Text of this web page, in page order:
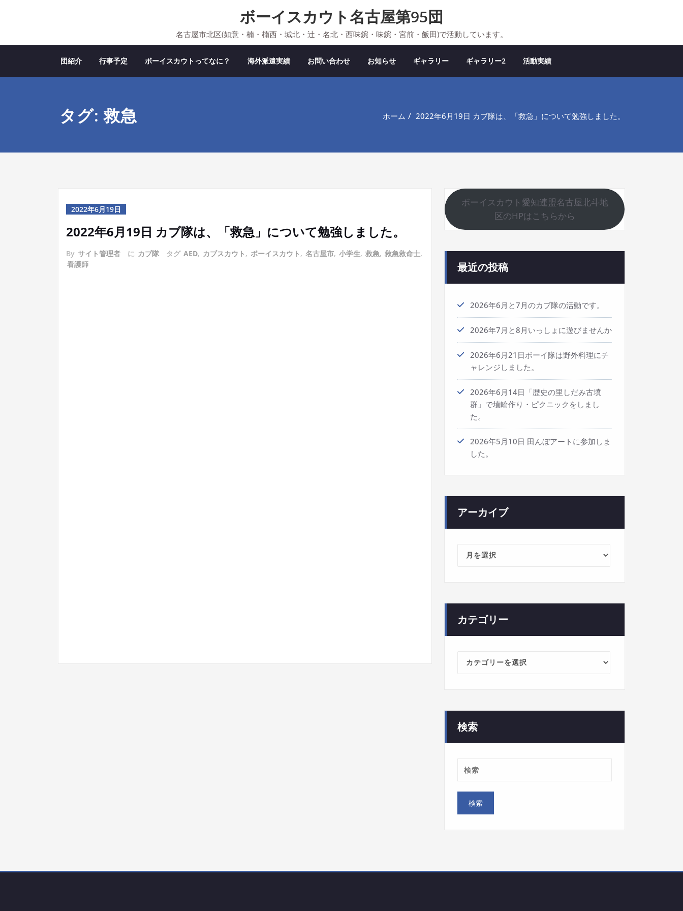
ボーイスカウト名古屋第95団
名古屋市北区(如意・楠・楠西・城北・辻・名北・西味鋺・味鋺・宮前・飯田)で活動しています。
団紹介 行事予定 ボーイスカウトってなに？ 海外派遣実績 お問い合わせ お知らせ ギャラリー ギャラリー2 活動実績
タグ: 救急 ホーム 2022年6月19日 カブ隊は、「救急」について勉強しました。
2022年6月19日
2022年6月19日 カブ隊は、「救急」について勉強しました。
By サイト管理者 に カブ隊 タグ AED, カブスカウト , ボーイスカウト , 名古屋市, 小学生, 救急, 救急救命士,
看護師
ボーイスカウト愛知連盟名古屋北斗地
区のHPはこちらから
最近の投稿
2026年6月と7月のカブ隊の活動です。
2026年7月と8月いっしょに遊びませんか
2026年6月21日ボーイ隊は野外料理にチ
ャレンジしました。
2026年6月14日「歴史の里しだみ古墳
群」で埴輪作り・ピクニックをしまし
た。
2026年5月10日 田んぼアートに参加しま
した。
アーカイブ
カテゴリー
検索